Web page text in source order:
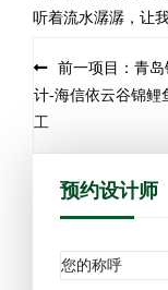
听着流水潺潺，让
前一项目：青
计-海信依云谷锦鲤
工
预约设计师